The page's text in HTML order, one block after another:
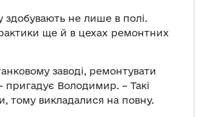
здобувають не лише в полі.
ще й в цехах ремонтних
заводі, ремонтувати
пригадує Володимир. – Такі
тому викладалися на повну.